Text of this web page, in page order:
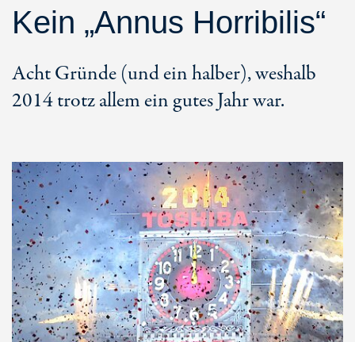
Kein „Annus Horribilis“
Acht Gründe (und ein halber), weshalb
2014 trotz allem ein gutes Jahr war.